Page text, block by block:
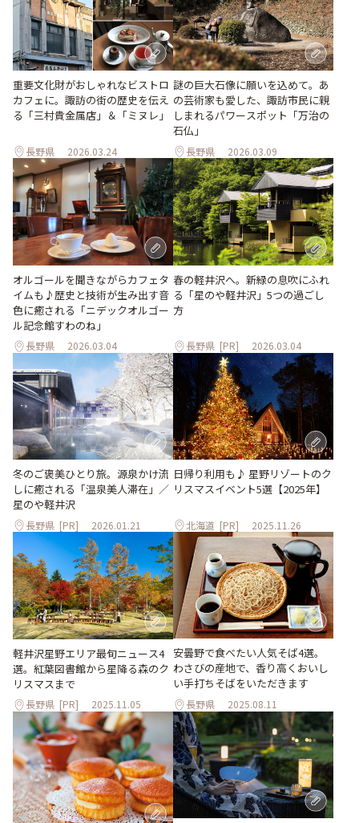
重要文化財がおしゃれなビストロ
カフェに。諏訪の街の歴史を伝え
る「三村貴金属店」＆「ミヌレ」
長野県 2026.03.24
謎の巨大石像に願いを込めて。あ
の芸術家も愛した、諏訪市民に親
しまれるパワースポット「万治の
石仏」
長野県 2026.03.09
オルゴールを聞きながらカフェタ
イムも♪歴史と技術が生み出す音
色に癒される「ニデックオルゴー
ル記念館すわのね」
長野県 2026.03.04
春の軽井沢へ。新緑の息吹にふれ
る「星のや軽井沢」5つの過ごし
方
長野県 [PR] 2026.03.04
冬のご褒美ひとり旅。源泉かけ流
しに癒される「温泉美人滞在」／
星のや軽井沢
長野県 [PR] 2026.01.21
日帰り利用も♪ 星野リゾートのク
リスマスイベント5選【2025年】
北海道 [PR] 2025.11.26
軽井沢星野エリア最旬ニュース4
選。紅葉図書館から星降る森のク
リスマスまで
長野県 [PR] 2025.11.05
安曇野で食べたい人気そば4選。
わさびの産地で、香り高くおいし
い手打ちそばをいただきます
長野県 2025.08.11